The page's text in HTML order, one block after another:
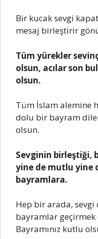
Bir kucak sevgi
mesaj birleştirir
Tüm yürekler
olsun, acılar son
olsun.
Tüm İslam alemine
dolu bir bayram
olsun.
Sevginin birleştiği,
yine de mutlu yine
bayramlara.
Hep bir arada,
bayramlar geçirmek
Bayramınız kutlu